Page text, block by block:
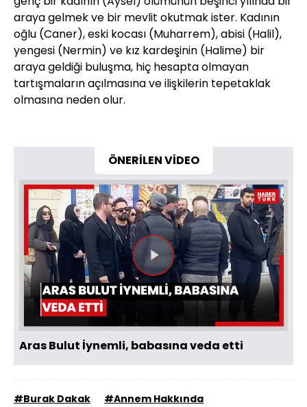
araya gelmek ve bir mevlit okutmak ister. Kadının
oğlu (Caner), eski kocası (Muharrem), abisi (Halil),
yengesi (Nermin) ve kız kardeşinin (Halime) bir
araya geldiği buluşma, hiç hesapta olmayan
tartışmaların açılmasına ve ilişkilerin tepetaklak
olmasına neden olur.
ÖNERİLEN VİDEO
Videoyu
Oynat
Aras Bulut İynemli, babasına veda etti
#Burak Dakak #Annem Hakkında